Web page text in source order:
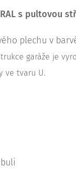
s pultovou
plechu v
garáže je
ve tvaru U.